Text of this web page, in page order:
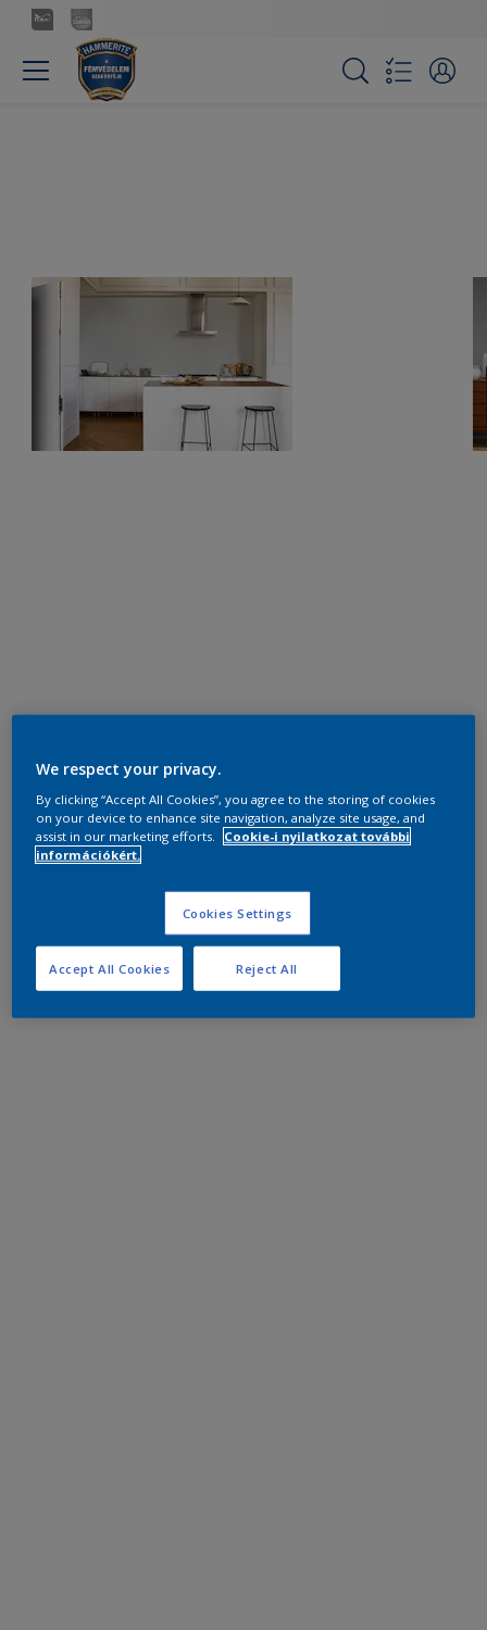
We respect your privacy.
By clicking “Accept All Cookies”, you agree to the storing of cookies
on your device to enhance site navigation, analyze site usage, and
assist in our marketing efforts.
Cookie-i nyilatkozat további
információkért.
Cookies Settings
Reject All
Accept All Cookies